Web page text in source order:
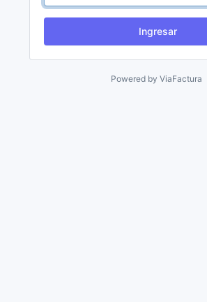
Ingresar
Powered by ViaFactura